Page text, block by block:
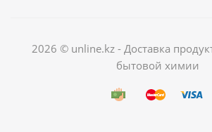
2026 © unline.kz - Доставка
бытовой химии